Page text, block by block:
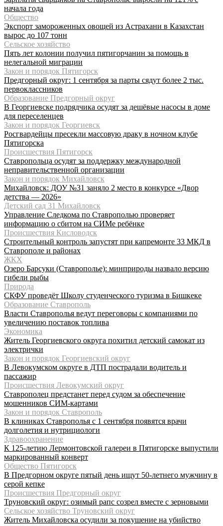
начала года
Общество
Экспорт замороженных овощей из Астрахани в Казахстан
вырос до 107 тонн
Сельское хозяйство
Пять лет колонии получил пятигорчанин за помощь в
нелегальной миграции
Закон и порядок Пятигорск
Предгорный округ: 1 сентября за парты сядут более 2 тыс.
первоклассников
Образование Предгорный округ
В Георгиевске подрядчика осудят за дешёвые насосы в доме
для переселенцев
Закон и порядок Георгиевск
Росгвардейцы пресекли массовую драку в ночном клубе
Пятигорска
Происшествия Пятигорск
Ставропольца осудят за поддержку международной
неправительственной организации
Закон и порядок Михайловск
Михайловск: ДОУ №31 заняло 2 место в конкурсе «Двор
детства — 2026»
Детский сад 31 Михайловск
Управление Следкома по Ставрополью проверяет
информацию о сбитом на СИМе ребёнке
Происшествия Кисловодск
Строительный контроль запустят при капремонте 33 МКД в
Ставрополе и районах
ЖКХ
Озеро Барсуки (Ставрополье): минприроды назвало версию
гибели рыбы
Природа
СКФУ проведёт Школу студенческого туризма в Бишкеке
Образование Ставрополь
Власти Ставрополья ведут переговоры с компаниями по
увеличению поставок топлива
Экономика
Житель Георгиевского округа похитил детский самокат из
электрички
Закон и порядок Георгиевский округ
В Левокумском округе в ДТП пострадали водитель и
пассажир
Происшествия Левокумский округ
Ставрополец предстанет перед судом за обеспечение
мошенников СИМ-картами
Закон и порядок Ставрополь
В клиниках Ставрополья с 1 сентября появятся врачи
долголетия и нутрициологи
Здравоохранение
К 125-летию Лермонтовской галереи в Пятигорске выпустили
маркированный конверт
Общество Пятигорск
В Предгорном округе пятый день ищут 50-летнего мужчину в
серой кепке
Происшествия Предгорный округ
Труновский округ: озимый рапс созрел вместе с зерновыми
Сельское хозяйство Труновский округ
Житель Михайловска осудили за покушение на убийство